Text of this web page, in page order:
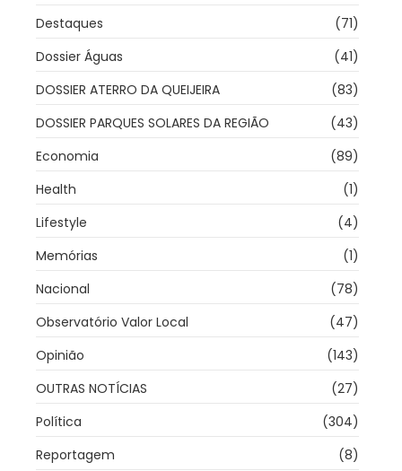
Destaques
(71)
Dossier Águas
(41)
DOSSIER ATERRO DA QUEIJEIRA
(83)
DOSSIER PARQUES SOLARES DA REGIÃO
(43)
Economia
(89)
Health
(1)
Lifestyle
(4)
Memórias
(1)
Nacional
(78)
Observatório Valor Local
(47)
Opinião
(143)
OUTRAS NOTÍCIAS
(27)
Política
(304)
Reportagem
(8)